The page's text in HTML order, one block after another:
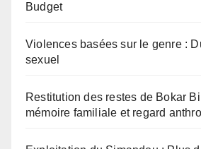
Budget
Violences basées sur le genre :
sexuel
Restitution des restes de Bokar
mémoire familiale et regard